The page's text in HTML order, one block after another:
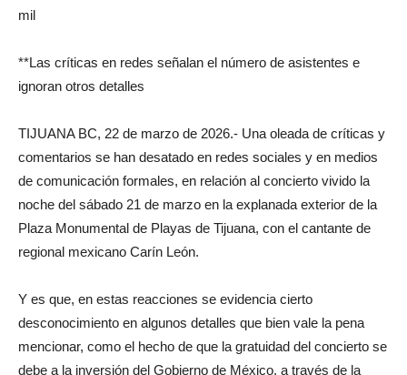
mil
**Las críticas en redes señalan el número de asistentes e
ignoran otros detalles
TIJUANA BC, 22 de marzo de 2026.- Una oleada de críticas y
comentarios se han desatado en redes sociales y en medios
de comunicación formales, en relación al concierto vivido la
noche del sábado 21 de marzo en la explanada exterior de la
Plaza Monumental de Playas de Tijuana, con el cantante de
regional mexicano Carín León.
Y es que, en estas reacciones se evidencia cierto
desconocimiento en algunos detalles que bien vale la pena
mencionar, como el hecho de que la gratuidad del concierto se
debe a la inversión del Gobierno de México, a través de la